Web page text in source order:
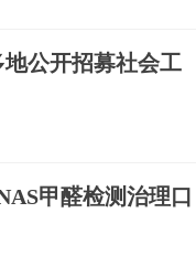
公开招募社会工
甲醛检测治理口